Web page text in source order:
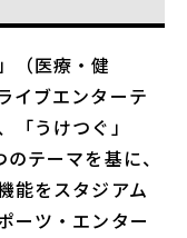
（医療・健
イブエンターテ
「うけつぐ」
テーマを基に、
能をスタジアム
ーツ・エンター